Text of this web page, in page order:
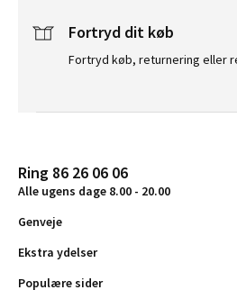
Fortryd dit køb
Fortryd køb, returnering eller
Ring 86 26 06 06
Alle ugens dage 8.00 - 20.00
Genveje
Ekstra ydelser
Populære sider